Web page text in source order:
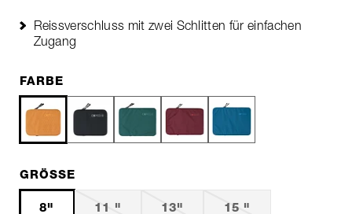
Reissverschluss mit zwei Schlitten für einfachen
Zugang
FARBE
GRÖSSE
8" 11 " 13" 15 "